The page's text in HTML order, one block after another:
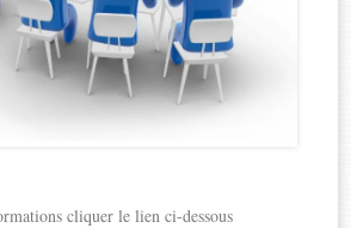
cliquer le lien ci-dessous